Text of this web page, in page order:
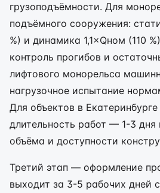
грузоподъёмности. Для
подъёмного сооружения:
%) и динамика 1,1×Qном (110
контроль прогибов и
лифтового монорельса
нагрузочное испытание
Для объектов в
длительность работ — 1-3 дня
объёма и доступности
Третий этап — оформление
выходит за 3-5 рабочих дней